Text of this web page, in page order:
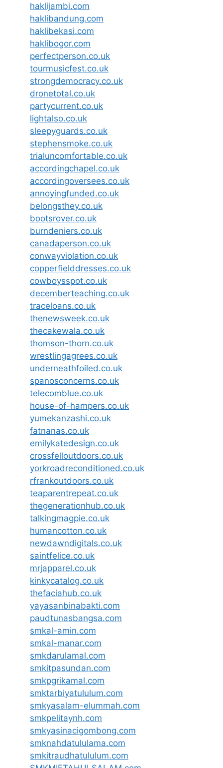
haklijambi.com
haklibandung.com
haklibekasi.com
haklibogor.com
perfectperson.co.uk
tourmusicfest.co.uk
strongdemocracy.co.uk
dronetotal.co.uk
partycurrent.co.uk
lightalso.co.uk
sleepyguards.co.uk
stephensmoke.co.uk
trialuncomfortable.co.uk
accordingchapel.co.uk
accordingoversees.co.uk
annoyingfunded.co.uk
belongsthey.co.uk
bootsrover.co.uk
burndeniers.co.uk
canadaperson.co.uk
conwayviolation.co.uk
copperfielddresses.co.uk
cowboysspot.co.uk
decemberteaching.co.uk
traceloans.co.uk
thenewsweek.co.uk
thecakewala.co.uk
thomson-thorn.co.uk
wrestlingagrees.co.uk
underneathfoiled.co.uk
spanosconcerns.co.uk
telecomblue.co.uk
house-of-hampers.co.uk
yumekanzashi.co.uk
fatnanas.co.uk
emilykatedesign.co.uk
crossfelloutdoors.co.uk
yorkroadreconditioned.co.uk
rfrankoutdoors.co.uk
teaparentrepeat.co.uk
thegenerationhub.co.uk
talkingmagpie.co.uk
humancotton.co.uk
newdawndigitals.co.uk
saintfelice.co.uk
mrjapparel.co.uk
kinkycatalog.co.uk
thefaciahub.co.uk
yayasanbinabakti.com
paudtunasbangsa.com
smkal-amin.com
smkal-manar.com
smkdarulamal.com
smkitpasundan.com
smkpgrikamal.com
smktarbiyatululum.com
smkyasalam-elummah.com
smkpelitaynh.com
smkyasinacigombong.com
smknahdatululama.com
smkitraudhatululum.com